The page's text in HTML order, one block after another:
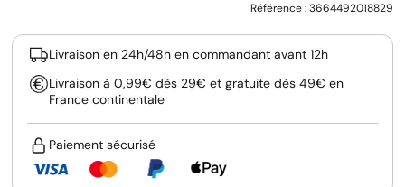
Référence :3664492018829
Livraison en 24h/48h en commandant avant 12h
Livraison à 0,99€ dès 29€ et gratuite dès 49€ en
France continentale
Paiement sécurisé